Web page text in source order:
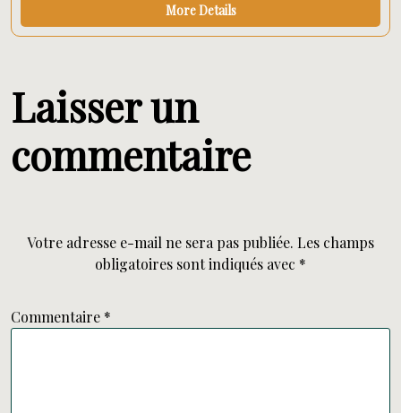
More Details
Laisser un
commentaire
Votre adresse e-mail ne sera pas publiée. Les champs
obligatoires sont indiqués avec *
Commentaire *